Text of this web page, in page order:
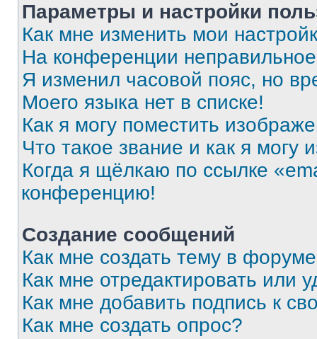
Параметры и настройки
Как мне изменить мои
На конференции
Я изменил часовой пояс, но
Моего языка нет в списке!
Как я могу поместить
Что такое звание и как я могу
Когда я щёлкаю по ссылке
конференцию!
Создание сообщений
Как мне создать тему в
Как мне отредактировать или
Как мне добавить подпись к
Как мне создать опрос?